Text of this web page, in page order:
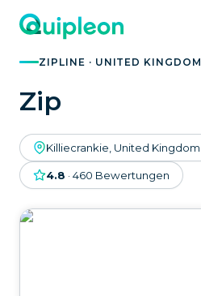
ZIPLINE · UNITED KINGDOM
Zip
Killiecrankie, United Kingdom
4.8 · 460 Bewertungen